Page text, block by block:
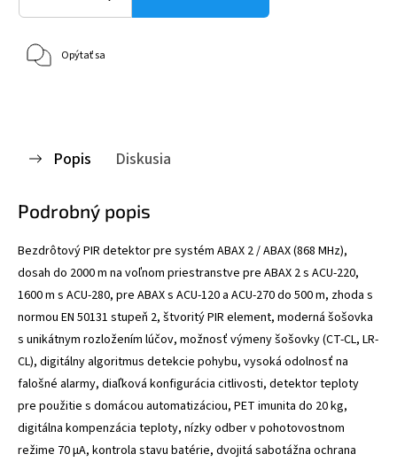
Opýtať sa
Popis Diskusia
Podrobný popis
Bezdrôtový PIR detektor pre systém ABAX 2 / ABAX (868 MHz),
dosah do 2000 m na voľnom priestranstve pre ABAX 2 s ACU-220,
1600 m s ACU-280, pre ABAX s ACU-120 a ACU-270 do 500 m, zhoda s
normou EN 50131 stupeň 2, štvoritý PIR element, moderná šošovka
s unikátnym rozložením lúčov, možnosť výmeny šošovky (CT-CL, LR-
CL), digitálny algoritmus detekcie pohybu, vysoká odolnosť na
falošné alarmy, diaľková konfigurácia citlivosti, detektor teploty
pre použitie s domácou automatizáciou, PET imunita do 20 kg,
digitálna kompenzácia teploty, nízky odber v pohotovostnom
režime 70 μA, kontrola stavu batérie, dvojitá sabotážna ochrana